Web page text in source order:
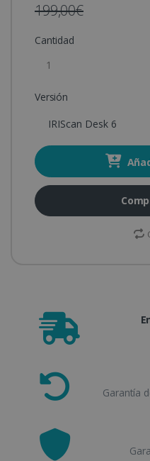
199,00€
Cantidad
Versión
IRIScan Desk 6
Garantía